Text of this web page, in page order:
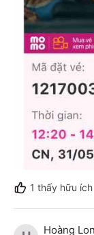
1 thấy hữu ích
Hoàng